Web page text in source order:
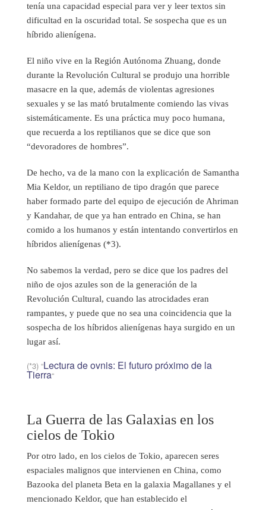
tenía una capacidad especial para ver y leer textos sin
dificultad en la oscuridad total. Se sospecha que es un
híbrido alienígena.
El niño vive en la Región Autónoma Zhuang, donde
durante la Revolución Cultural se produjo una horrible
masacre en la que, además de violentas agresiones
sexuales y se las mató brutalmente comiendo las vivas
sistemáticamente. Es una práctica muy poco humana,
que recuerda a los reptilianos que se dice que son
“devoradores de hombres”.
De hecho, va de la mano con la explicación de Samantha
Mia Keldor, un reptiliano de tipo dragón que parece
haber formado parte del equipo de ejecución de Ahriman
y Kandahar, de que ya han entrado en China, se han
comido a los humanos y están intentando convertirlos en
híbridos alienígenas (*3).
No sabemos la verdad, pero se dice que los padres del
niño de ojos azules son de la generación de la
Revolución Cultural, cuando las atrocidades eran
rampantes, y puede que no sea una coincidencia que la
sospecha de los híbridos alienígenas haya surgido en un
lugar así.
(*3) “Lectura de ovnis: El futuro próximo de la
Tierra“
La Guerra de las Galaxias en los
cielos de Tokio
Por otro lado, en los cielos de Tokio, aparecen seres
espaciales malignos que intervienen en China, como
Bazooka del planeta Beta en la galaxia Magallanes y el
mencionado Keldor, que han establecido el